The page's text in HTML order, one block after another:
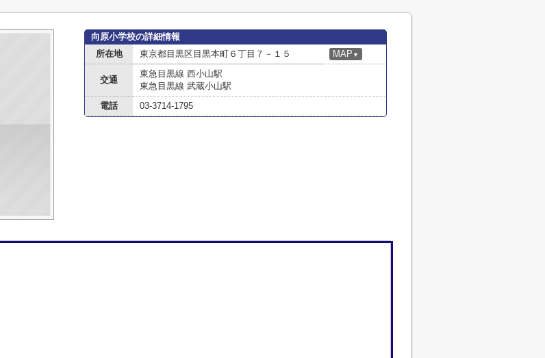
向原小学校の詳細情報
所在地
東京都目黒区目黒本町６丁目７－１５ MAP ▼
交通
東急目黒線 西小山駅
東急目黒線 武蔵小山駅
電話
03-3714-1795